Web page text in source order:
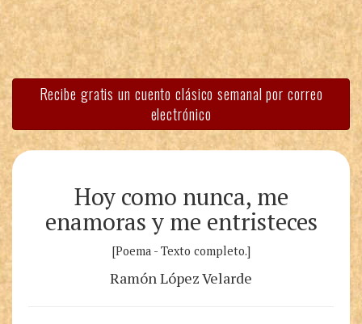
Recibe gratis un cuento clásico semanal por correo
electrónico
Hoy como nunca, me
enamoras y me entristeces
[Poema - Texto completo.]
Ramón López Velarde